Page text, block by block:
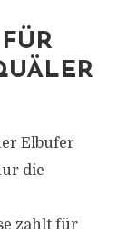
Elbufer
die
zahlt für